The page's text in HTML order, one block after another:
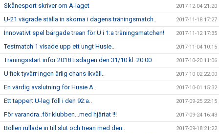
Skånesport skriver om A-laget 2017-12-04 21:20
U-21 vägrade ställa in skorna i dagens träningsmatch.. 2017-11-18 17:27
Innovativt spel bärgade trean för U i 1:a träningsmatchen! 2017-11-12 17:35
Testmatch 1 visade upp ett ungt Husie.. 2017-11-04 10:15
Träningsstart inför 2018 tisdagen den 31/10 kl. 20.00 2017-10-20 11:06
U fick tyvärr ingen ärlig chans ikväll.. 2017-10-02 22:00
En värdig avslutning för Husie A.. 2017-10-01 15:32
Ett tappert U-lag föll i den 92:a.. 2017-09-25 22:15
För varandra..för klubben...med hjärtat !!! 2017-09-24 16:43
Bollen rullade in till slut och trean med den.. 2017-09-18 21:22